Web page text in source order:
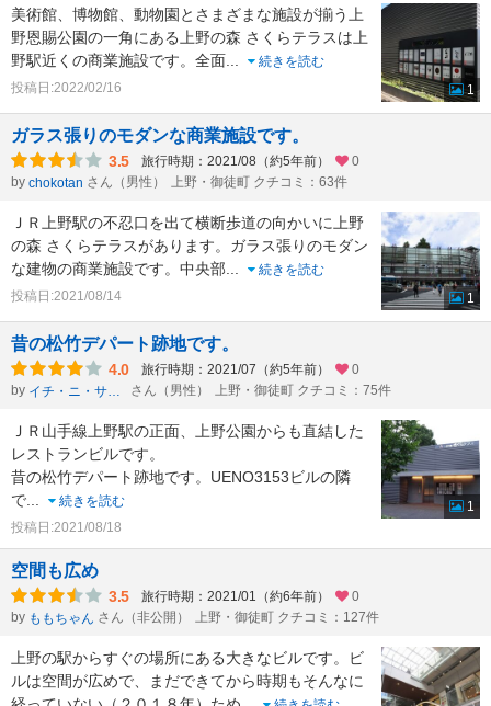
美術館、博物館、動物園とさまざまな施設が揃う上
野恩賜公園の一角にある上野の森 さくらテラスは上
野駅近くの商業施設です。全面...
続きを読む
投稿日:2022/02/16
1
ガラス張りのモダンな商業施設です。
3.5 旅行時期：2021/08（約5年前）
0
by chokotan さん（男性） 上野・御徒町 クチコミ：63件
ＪＲ上野駅の不忍口を出て横断歩道の向かいに上野
の森 さくらテラスがあります。ガラス張りのモダン
な建物の商業施設です。中央部...
続きを読む
投稿日:2021/08/14
1
昔の松竹デパート跡地です。
4.0 旅行時期：2021/07（約5年前）
0
by
イチ・ニ・サン・シー・ニー・ニー さん（男性） 上野・御徒町 クチコミ：75件
ＪＲ山手線上野駅の正面、上野公園からも直結した
レストランビルです。
昔の松竹デパート跡地です。UENO3153ビルの隣
で...
続きを読む
投稿日:2021/08/18
1
空間も広め
3.5 旅行時期：2021/01（約6年前）
0
by ももちゃん さん（非公開） 上野・御徒町 クチコミ：127件
上野の駅からすぐの場所にある大きなビルです。ビ
ルは空間が広めで、まだできてから時期もそんなに